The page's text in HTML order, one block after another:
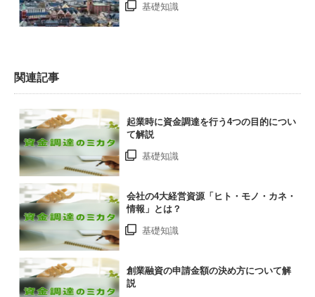
基礎知識
関連記事
起業時に資金調達を行う4つの目的につい
て解説
基礎知識
会社の4大経営資源「ヒト・モノ・カネ・
情報」とは？
基礎知識
創業融資の申請金額の決め方について解
説